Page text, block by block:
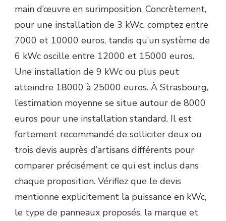
main d’œuvre en surimposition. Concrètement,
pour une installation de 3 kWc, comptez entre
7000 et 10000 euros, tandis qu’un système de
6 kWc oscille entre 12000 et 15000 euros.
Une installation de 9 kWc ou plus peut
atteindre 18000 à 25000 euros. À Strasbourg,
l’estimation moyenne se situe autour de 8000
euros pour une installation standard. Il est
fortement recommandé de solliciter deux ou
trois devis auprès d’artisans différents pour
comparer précisément ce qui est inclus dans
chaque proposition. Vérifiez que le devis
mentionne explicitement la puissance en kWc,
le type de panneaux proposés, la marque et